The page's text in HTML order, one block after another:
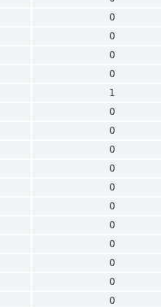
0
0
0
0
1
0
0
0
0
0
0
0
0
0
0
0